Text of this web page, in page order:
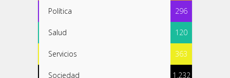
Política 296
Salud 120
Servicios 363
Sociedad 1.232